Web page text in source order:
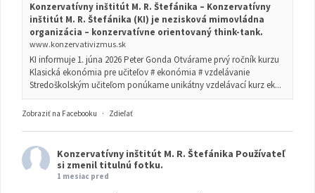
Konzervatívny inštitút M. R. Štefánika – Konzervatívny
inštitút M. R. Štefánika (KI) je nezisková mimovládna
organizácia – konzervatívne orientovaný think-tank.
www.konzervativizmus.sk
KI informuje 1. júna 2026 Peter Gonda Otvárame prvý ročník kurzu
Klasická ekonómia pre učiteľov # ekonómia # vzdelávanie
Stredoškolským učiteľom ponúkame unikátny vzdelávací kurz ek...
Zobraziť na Facebooku · Zdieľať
Konzervatívny inštitút M. R. Štefánika Používateľ
si zmenil titulnú fotku.
1 mesiac pred